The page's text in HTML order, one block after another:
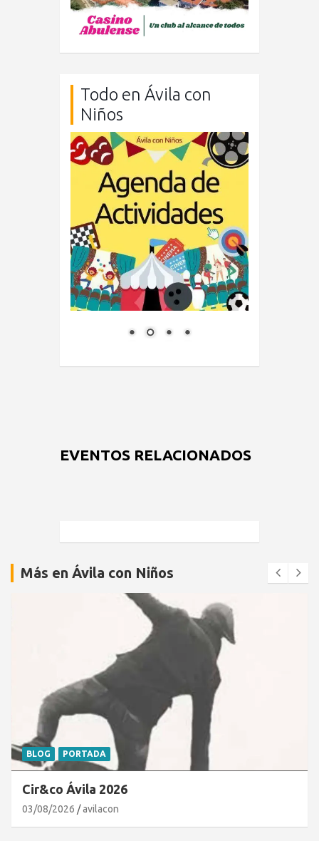
Todo en Ávila con
Niños
EVENTOS RELACIONADOS
Más en Ávila con Niños
BLOG PORTADA
Cir&co Ávila 2026
03/08/2026 avilacon